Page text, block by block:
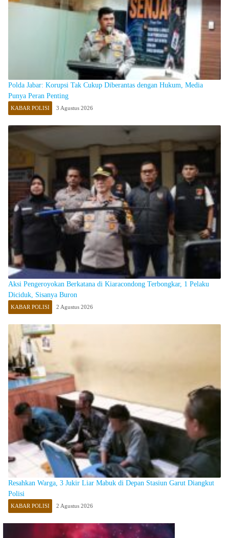
Polda Jabar: Korupsi Tak Cukup Diberantas dengan Hukum, Media
Punya Peran Penting
KABAR POLISI 3 Agustus 2026
Aksi Pengeroyokan Berkatana di Kiaracondong Terbongkar, 1 Pelaku
Diciduk, Sisanya Buron
KABAR POLISI 2 Agustus 2026
Resahkan Warga, 3 Jukir Liar Mabuk di Depan Stasiun Garut Diangkut
Polisi
KABAR POLISI 2 Agustus 2026